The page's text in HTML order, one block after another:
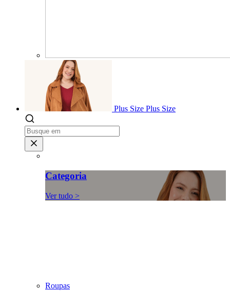
Plus Size Plus Size
Categoria
Ver tudo >
Roupas